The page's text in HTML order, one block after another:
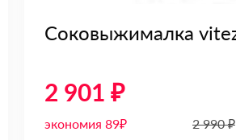
Соковыжималка
2 901 ₽
экономия 89₽ 2 990 ₽